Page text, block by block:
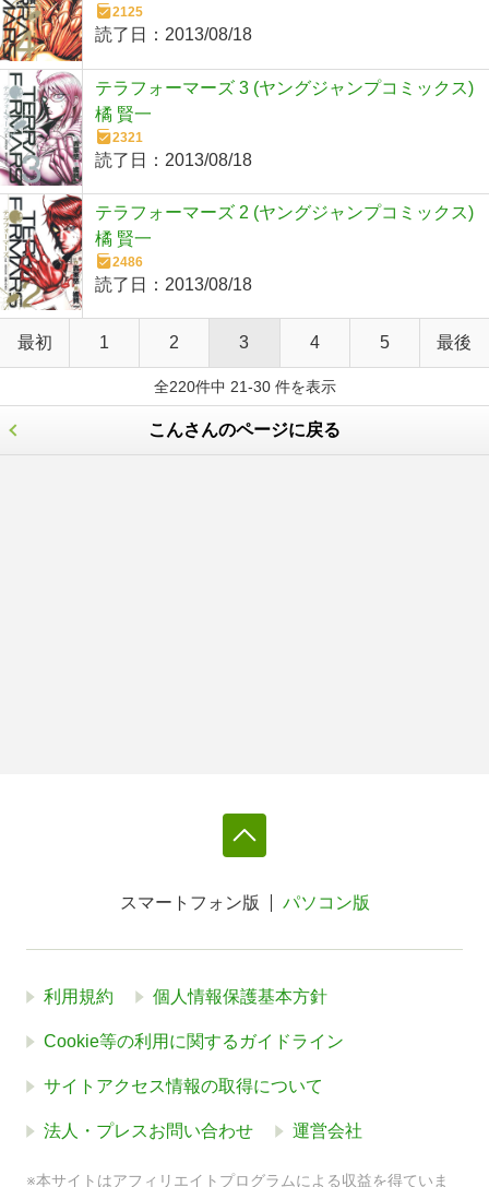
2125
読了日： 2013/08/18
テラフォーマーズ 3 (ヤングジャンプコミックス)
橘 賢一
2321
読了日： 2013/08/18
テラフォーマーズ 2 (ヤングジャンプコミックス)
橘 賢一
2486
読了日： 2013/08/18
最初 1 2 3 4 5 最後
全220件中 21-30 件を表示
こんさんのページに戻る
スマートフォン版 パソコン版
利用規約 個人情報保護基本方針
Cookie等の利用に関するガイドライン
サイトアクセス情報の取得について
法人・プレスお問い合わせ 運営会社
※本サイトはアフィリエイトプログラムによる収益を得ていま